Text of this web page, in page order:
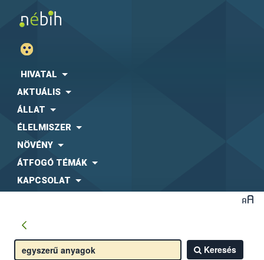
HIVATAL
AKTUÁLIS
ÁLLAT
ÉLELMISZER
NÖVÉNY
ÁTFOGÓ TÉMÁK
KAPCSOLAT
Keresés